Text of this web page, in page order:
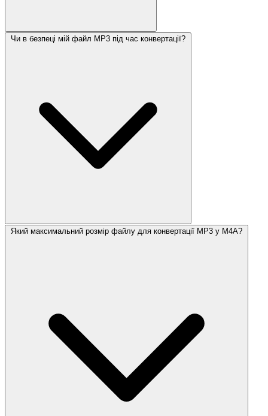
Чи в безпеці мій файл MP3 під час конвертації?
Який максимальний розмір файлу для конвертації MP3 у M4A?